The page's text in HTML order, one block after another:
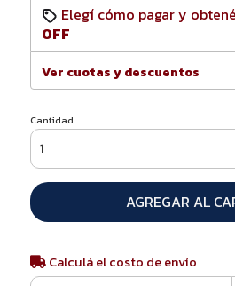
Elegí cómo pagar y
OFF
Ver cuotas y descuentos
Cantidad
AGREGAR AL
Calculá el costo de envío